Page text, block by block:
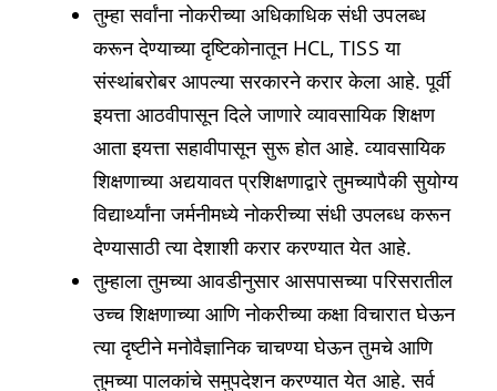
तुम्हा सर्वांना नोकरीच्या अधिकाधिक संधी उपलब्ध
करून देण्याच्या दृष्टिकोनातून HCL, TISS या
संस्थांबरोबर आपल्या सरकारने करार केला आहे. पूर्वी
इयत्ता आठवीपासून दिले जाणारे व्यावसायिक शिक्षण
आता इयत्ता सहावीपासून सुरू होत आहे. व्यावसायिक
शिक्षणाच्या अद्ययावत प्रशिक्षणाद्वारे तुमच्यापैकी सुयोग्य
विद्यार्थ्यांना जर्मनीमध्ये नोकरीच्या संधी उपलब्ध करून
देण्यासाठी त्या देशाशी करार करण्यात येत आहे.
तुम्हाला तुमच्या आवडीनुसार आसपासच्या परिसरातील
उच्च शिक्षणाच्या आणि नोकरीच्या कक्षा विचारात घेऊन
त्या दृष्टीने मनोवैज्ञानिक चाचण्या घेऊन तुमचे आणि
तुमच्या पालकांचे समुपदेशन करण्यात येत आहे. सर्व